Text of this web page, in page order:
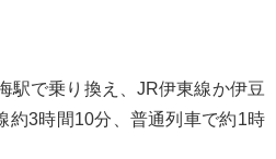
駅で乗り換え、JR伊東線か伊豆
3時間10分、普通列車で約1時